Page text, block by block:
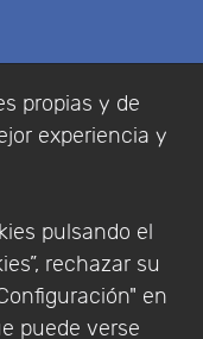
propias y de
experiencia y
pulsando el
rechazar su
en
puede verse